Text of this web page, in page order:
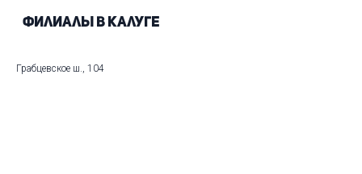
Филиалы в Калуге
Грабцевское ш., 104